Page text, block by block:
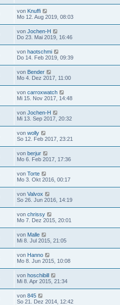
von Knuffi
Mo 12. Aug 2019, 08:03
von Jochen-H
Do 23. Mai 2019, 16:46
von haotschmi
Do 14. Feb 2019, 09:39
von Bender
Mo 4. Dez 2017, 11:00
von carroxwatch
Mi 15. Nov 2017, 14:48
von Jochen-H
Mi 13. Sep 2017, 20:32
von wolly
So 12. Feb 2017, 23:21
von berjur
Mo 6. Feb 2017, 17:36
von Torte
Mo 3. Okt 2016, 00:17
von Valvox
So 26. Jun 2016, 14:19
von chrissy
Mo 7. Dez 2015, 20:01
von Malle
Mi 8. Jul 2015, 21:05
von Hanno
Mo 8. Jun 2015, 10:08
von hoschibill
Mi 8. Apr 2015, 21:34
von 845
So 21. Dez 2014, 12:42